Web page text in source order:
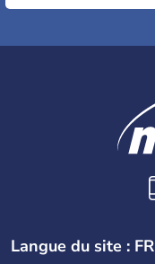
Langue du site : FR